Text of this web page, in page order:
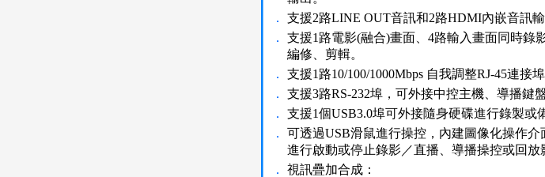
．
支援2路LINE OUT音訊和2路HDMI內嵌音訊輸
．
支援1路電影(融合)畫面、4路輸入畫面同時錄
編修、剪輯。
．
支援1路10/100/1000Mbps 自我調整RJ-45連接埠
．
支援3路RS-232埠，可外接中控主機、導播鍵
．
支援1個USB3.0埠可外接隨身硬碟進行錄製或
．
可透過USB滑鼠進行操控，內建圖像化操作
進行啟動或停止錄影／直播、導播操控或回放
．
視訊疊加合成：